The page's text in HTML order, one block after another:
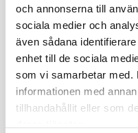
och annonserna till
sociala medier och
även sådana
enhet till de sociala
som vi samarbetar med.
informationen med
tillhandahållit eller som